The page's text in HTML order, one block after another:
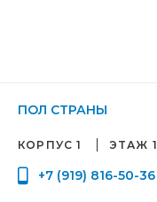
ПОЛ СТРАНЫ
КОРПУС 1 ЭТАЖ 1
+7 (919) 816-50-36